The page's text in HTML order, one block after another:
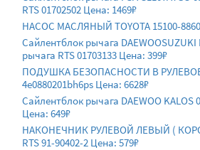
RTS 01702502 Цена: 1469₽
НАСОС МАСЛЯНЫЙ TOYOTA 15100-
Сайлентблок рычага DAEWOOSUZUKI
рычага RTS 01703133 Цена: 399₽
ПОДУШКА БЕЗОПАСНОСТИ В
4e0880201bh6ps Цена: 6628₽
Сайлентблок рычага DAEWOO KALOS
Цена: 649₽
НАКОНЕЧНИК РУЛЕВОЙ ЛЕВЫЙ (
RTS 91-90402-2 Цена: 579₽